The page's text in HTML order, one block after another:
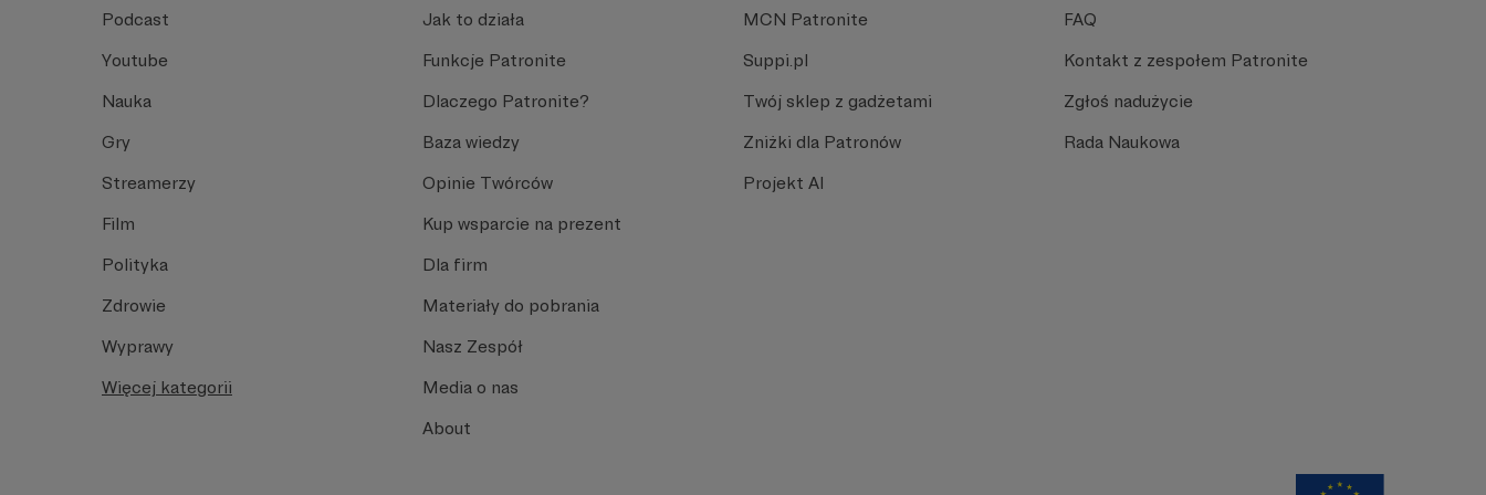
Podcast
Youtube
Nauka
Gry
Streamerzy
Film
Polityka
Zdrowie
Wyprawy
Więcej kategorii
Jak to działa
Funkcje Patronite
Dlaczego Patronite?
Baza wiedzy
Opinie Twórców
Kup wsparcie na prezent
Dla firm
Materiały do pobrania
Nasz Zespół
Media o nas
About
MCN Patronite
Suppi.pl
Twój sklep z gadżetami
Zniżki dla Patronów
Projekt AI
FAQ
Kontakt z zespołem Patronite
Zgłoś nadużycie
Rada Naukowa